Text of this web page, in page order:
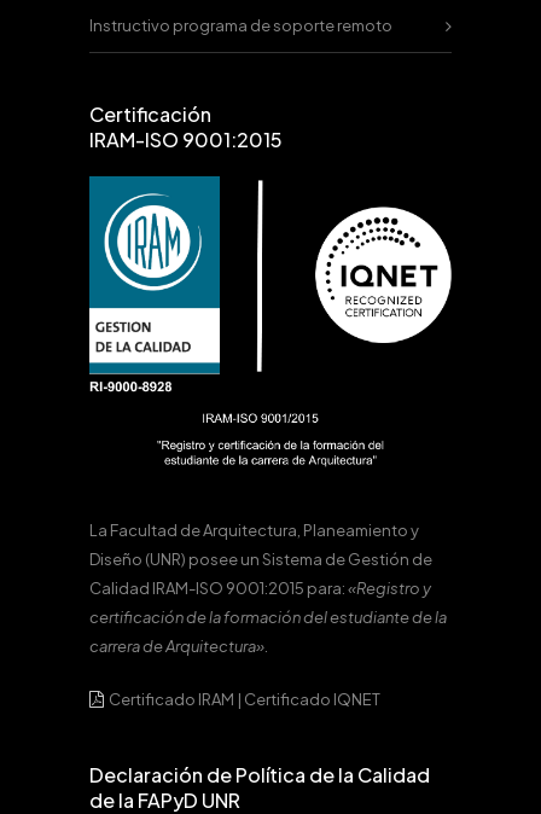
Instructivo programa de soporte remoto
Certificación
IRAM-ISO 9001:2015
La Facultad de Arquitectura, Planeamiento y
Diseño (UNR) posee un Sistema de Gestión de
Calidad IRAM-ISO 9001:2015 para:«Registro y
certificación de la formación del estudiante de la
carrera de Arquitectura».
Certificado IRAM | Certificado IQNET
Declaración de Política de la Calidad
de la FAPyD UNR